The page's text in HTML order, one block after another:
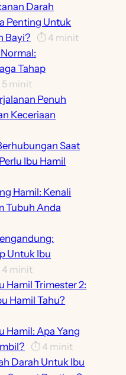
Darah
Penting Untuk
Bayi?
⏱️ 4 minit
Tahap
5 minit
Penuh
Keceriaan
Saat
Ibu Hamil
Hamil: Kenali
Tubuh Anda
Untuk Ibu
4 minit
Hamil Trimester 2:
Hamil Tahu?
Hamil: Apa Yang
⏱️ 4 minit
Darah Untuk Ibu